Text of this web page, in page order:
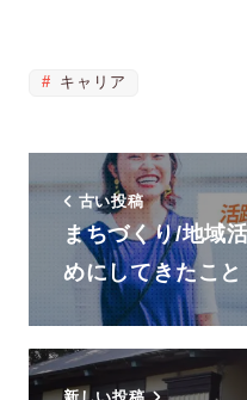
面
で
す。
キャリア
古い投稿
まちづくり/地域
めにしてきたこと